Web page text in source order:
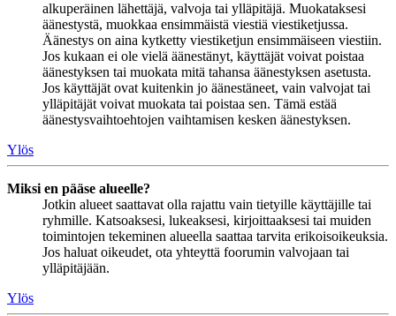
alkuperäinen lähettäjä, valvoja tai ylläpitäjä. Muokataksesi
äänestystä, muokkaa ensimmäistä viestiä viestiketjussa.
Äänestys on aina kytketty viestiketjun ensimmäiseen viestiin.
Jos kukaan ei ole vielä äänestänyt, käyttäjät voivat poistaa
äänestyksen tai muokata mitä tahansa äänestyksen asetusta.
Jos käyttäjät ovat kuitenkin jo äänestäneet, vain valvojat tai
ylläpitäjät voivat muokata tai poistaa sen. Tämä estää
äänestysvaihtoehtojen vaihtamisen kesken äänestyksen.
Ylös
Miksi en pääse alueelle?
Jotkin alueet saattavat olla rajattu vain tietyille käyttäjille tai
ryhmille. Katsoaksesi, lukeaksesi, kirjoittaaksesi tai muiden
toimintojen tekeminen alueella saattaa tarvita erikoisoikeuksia.
Jos haluat oikeudet, ota yhteyttä foorumin valvojaan tai
ylläpitäjään.
Ylös